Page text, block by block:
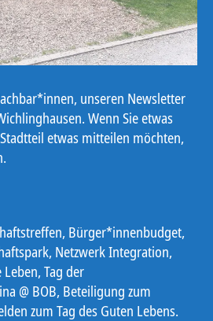
unseren Newsletter
Wenn Sie etwas
etwas mitteilen möchten,
Bürger*innenbudget,
Netzwerk Integration,
Tag der
@ BOB, Beteiligung zum
zum Tag des Guten Lebens.